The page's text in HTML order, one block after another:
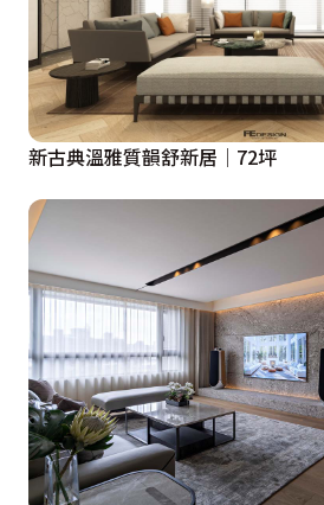
新古典溫雅質韻舒新居│72坪